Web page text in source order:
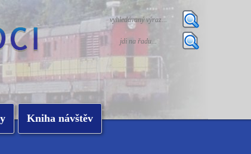
Kniha návštěv